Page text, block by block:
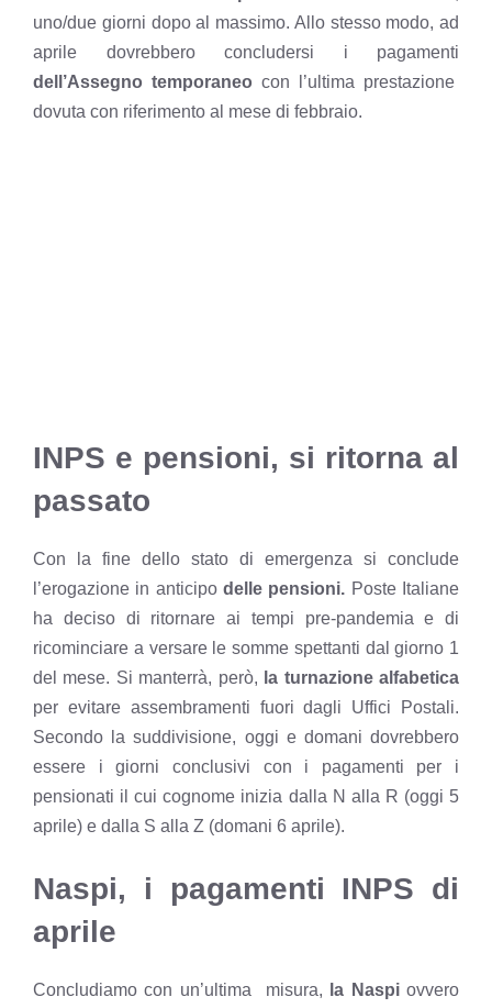
uno/due giorni dopo al massimo. Allo stesso modo, ad
aprile dovrebbero concludersi i pagamenti
dell’Assegno temporaneo con l’ultima prestazione
dovuta con riferimento al mese di febbraio.
INPS e pensioni, si ritorna al
passato
Con la fine dello stato di emergenza si conclude
l’erogazione in anticipodelle pensioni. Poste Italiane
ha deciso di ritornare ai tempi pre-pandemia e di
ricominciare a versare le somme spettanti dal giorno 1
del mese. Si manterrà, però, la turnazione alfabetica
per evitare assembramenti fuori dagli Uffici Postali.
Secondo la suddivisione, oggi e domani dovrebbero
essere i giorni conclusivi con i pagamenti per i
pensionati il cui cognome inizia dalla N alla R (oggi 5
aprile) e dalla S alla Z (domani 6 aprile).
Naspi, i pagamenti INPS di
aprile
Concludiamo con un’ultima misura, la Naspiovvero